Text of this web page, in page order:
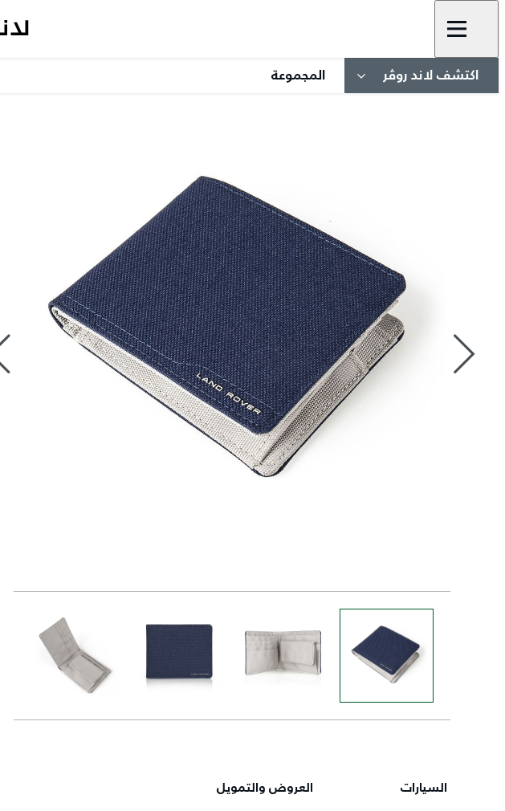
اكتشف لاند روڤر المجموعة
السيارات العروض والتمويل